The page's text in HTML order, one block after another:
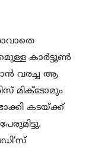
കാർട്ടൂൺ
വരച്ച ആ
മിക്‌ടോമും
കടയ്ക്ക്